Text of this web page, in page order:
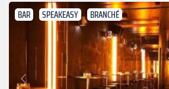
BAR SPEAKEASY BRANCHÉ
Précédent